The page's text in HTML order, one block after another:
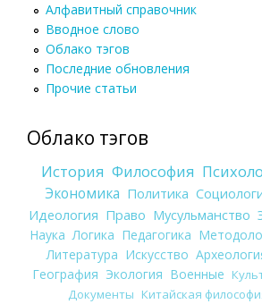
Алфавитный справочник
Вводное слово
Облако тэгов
Последние обновления
Прочие статьи
Облако тэгов
История Философия
Экономика Политика
Идеология Право Мусульманство
Наука Логика Педагогика
Литература Искусство
География Экология Военные
Документы Китайская